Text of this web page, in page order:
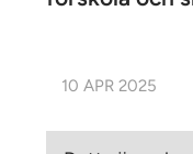
10 APR 2025